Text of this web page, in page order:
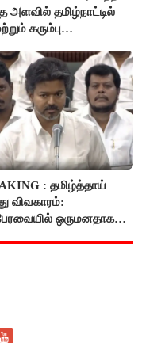
அளவில் தமிழ்நாட்டில்
கரும்பு
உயர்த்த
- முதலமைச்சர் விஜய்
: தமிழ்த்தாய்
விவகாரம்:
ஒருமனதாக